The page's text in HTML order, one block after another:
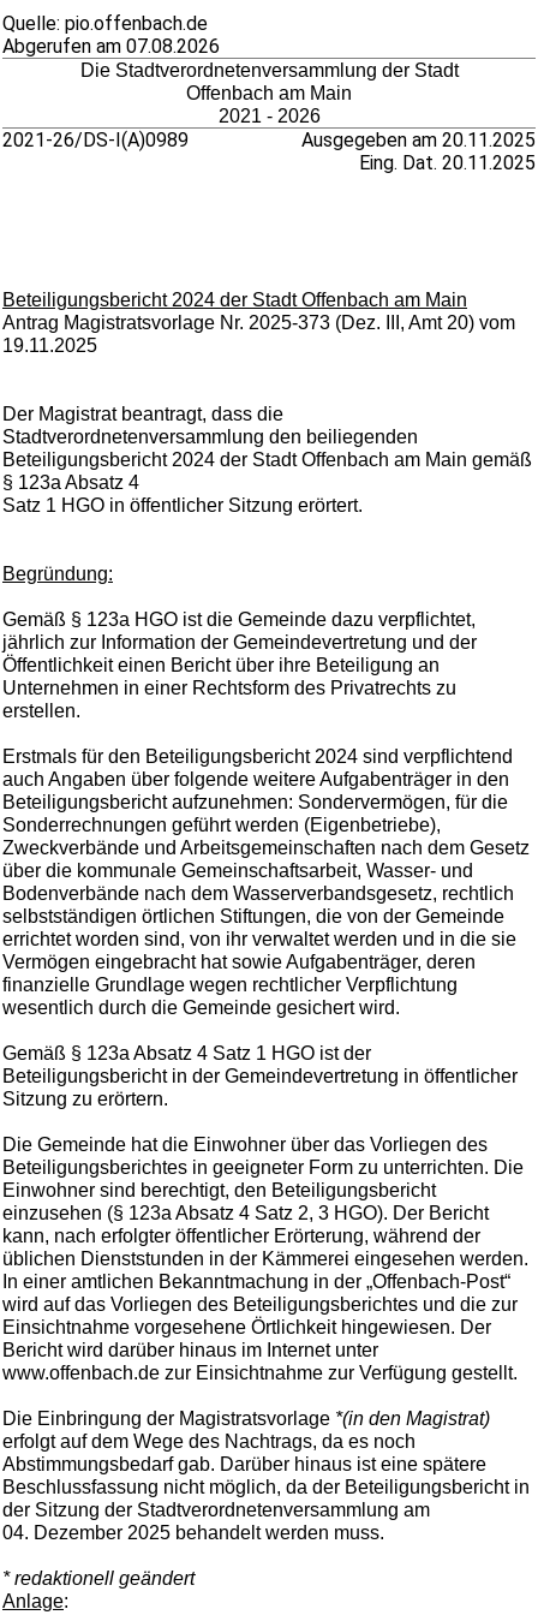
Quelle: pio.offenbach.de
Abgerufen am 07.08.2026
Die Stadtverordnetenversammlung der Stadt
Offenbach am Main
2021 - 2026
2021-26/DS-I(A)0989
Ausgegeben am 20.11.2025
Eing. Dat. 20.11.2025
Beteiligungsbericht 2024 der Stadt Offenbach am Main
Antrag Magistratsvorlage Nr. 2025-373 (Dez. III, Amt 20) vom
19.11.2025
Der Magistrat beantragt, dass die
Stadtverordnetenversammlung den beiliegenden
Beteiligungsbericht 2024 der Stadt Offenbach am Main gemäß
§ 123a Absatz 4
Satz 1 HGO in öffentlicher Sitzung erörtert.
Begründung:
Gemäß § 123a HGO ist die Gemeinde dazu verpflichtet,
jährlich zur Information der Gemeindevertretung und der
Öffentlichkeit einen Bericht über ihre Beteiligung an
Unternehmen in einer Rechtsform des Privatrechts zu
erstellen.
Erstmals für den Beteiligungsbericht 2024 sind verpflichtend
auch Angaben über folgende weitere Aufgabenträger in den
Beteiligungsbericht aufzunehmen: Sondervermögen, für die
Sonderrechnungen geführt werden (Eigenbetriebe),
Zweckverbände und Arbeitsgemeinschaften nach dem Gesetz
über die kommunale Gemeinschaftsarbeit, Wasser- und
Bodenverbände nach dem Wasserverbandsgesetz, rechtlich
selbstständigen örtlichen Stiftungen, die von der Gemeinde
errichtet worden sind, von ihr verwaltet werden und in die sie
Vermögen eingebracht hat sowie Aufgabenträger, deren
finanzielle Grundlage wegen rechtlicher Verpflichtung
wesentlich durch die Gemeinde gesichert wird.
Gemäß § 123a Absatz 4 Satz 1 HGO ist der
Beteiligungsbericht in der Gemeindevertretung in öffentlicher
Sitzung zu erörtern.
Die Gemeinde hat die Einwohner über das Vorliegen des
Beteiligungsberichtes in geeigneter Form zu unterrichten. Die
Einwohner sind berechtigt, den Beteiligungsbericht
einzusehen (§ 123a Absatz 4 Satz 2, 3 HGO). Der Bericht
kann, nach erfolgter öffentlicher Erörterung, während der
üblichen Dienststunden in der Kämmerei eingesehen werden.
In einer amtlichen Bekanntmachung in der „Offenbach-Post“
wird auf das Vorliegen des Beteiligungsberichtes und die zur
Einsichtnahme vorgesehene Örtlichkeit hingewiesen. Der
Bericht wird darüber hinaus im Internet unter
www.offenbach.de zur Einsichtnahme zur Verfügung gestellt.
Die Einbringung der Magistratsvorlage *(in den Magistrat)
erfolgt auf dem Wege des Nachtrags, da es noch
Abstimmungsbedarf gab. Darüber hinaus ist eine spätere
Beschlussfassung nicht möglich, da der Beteiligungsbericht in
der Sitzung der Stadtverordnetenversammlung am
04. Dezember 2025 behandelt werden muss.
* redaktionell geändert
Anlage: